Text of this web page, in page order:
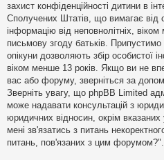
захист конфіденційності дитини в
Сполучених Штатів, що вимагає від
інформацію від неповнолітніх,
письмову згоду батьків.
опікуни дозволяють збір особистої
віком менше 13 років. Якщо ви не
вас або форуму, зверніться за
Зверніть увагу, що phpBB Limited
може надавати консультацій з
юридичних відносин, окрім вказаних
мені зв'язатись з питань
питань, пов'язаних з цим форумом?".